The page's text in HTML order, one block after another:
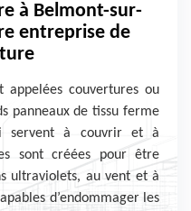
à Belmont-sur-
entreprise de
appelées couvertures ou
panneaux de tissu ferme
servent à couvrir et à
sont créées pour être
ultraviolets, au vent et à
d’endommager les